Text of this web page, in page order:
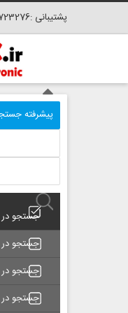
پشتیبانی :09130723276-
جستجو
جستجو
جستجو
جستجو